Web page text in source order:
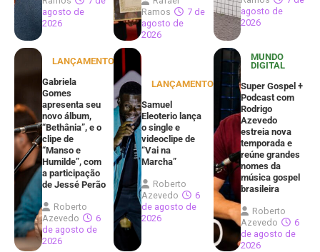
agosto de
2026
Ramos
7 de
agosto de
2026
agosto de
2026
LANÇAMENTOS
Gabriela
Gomes
apresenta seu
novo álbum,
“Bethânia”, e o
clipe de
“Manso e
Humilde”, com
a participação
de Jessé Perão
Roberto
Azevedo
6
de agosto de
2026
LANÇAMENTOS
Samuel
Eleoterio lança
o single e
videoclipe de
“Vai na
Marcha”
Roberto
Azevedo
6
de agosto de
2026
MUNDO
DIGITAL
Super Gospel +
Podcast com
Rodrigo
Azevedo
estreia nova
temporada e
reúne grandes
nomes da
música gospel
brasileira
Roberto
Azevedo
6
de agosto de
2026